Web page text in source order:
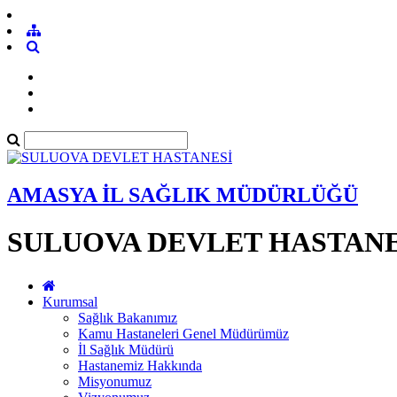
AMASYA İL SAĞLIK MÜDÜRLÜĞÜ
SULUOVA DEVLET
Kurumsal
Sağlık Bakanımız
Kamu Hastaneleri Genel Müdürümüz
İl Sağlık Müdürü
Hastanemiz Hakkında
Misyonumuz